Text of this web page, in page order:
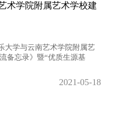
术学院附属艺术学校建
大学与云南艺术学院附属艺
备忘录》暨“优质生源基
2021-05-18